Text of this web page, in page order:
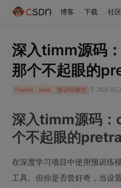
博客 下载 社区
深入timm源码
那个不起眼的
Pytorch timm 预训练模型 于 2026-05-
深入timm源码
个不起眼的
在深度学习项目中使用预训练
工具。但你是否曾好奇，当设